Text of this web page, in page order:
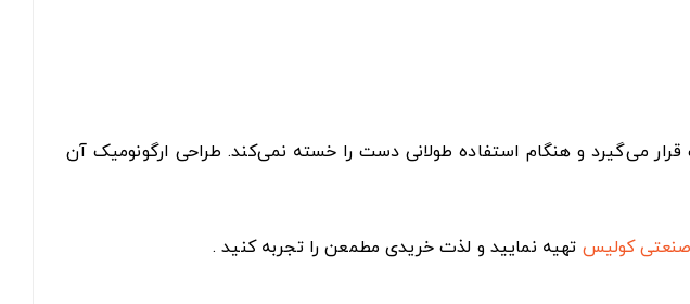
و هنگام استفاده طولانی دست را خسته نمی‌کند. طراحی ارگونومیک آن
کولیس تهیه نمایید و لذت خریدی مطمعن را تجربه کنید .